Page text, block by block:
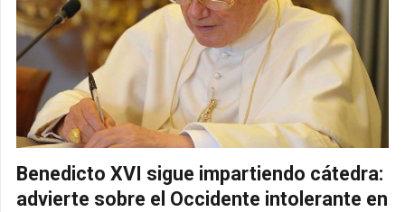
Benedicto XVI sigue impartiendo cátedra:
advierte sobre el Occidente intolerante en